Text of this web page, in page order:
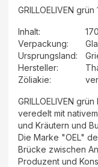
GRILLOELIVEN grün
Inhalt:
Verpackung:
Ursprungsland:
Hersteller:
Zöliakie:
GRILLOELIVEN grün biozertifizierte Chalkidiki-Oliven,
veredelt mit nativem Olivenöl, Meersalz, Knoblauch, Essig
und Kräutern und
Die Marke "OEL"
Brücke zwischen
Produzent und